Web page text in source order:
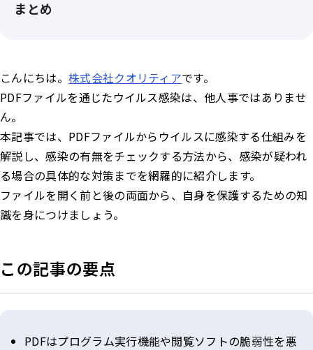
まとめ
こんにちは。 株式会社クオリティアです。
PDFファイルを通じたウイルス感染は、他人事ではありませ
ん。
本記事では、PDFファイルからウイルスに感染する仕組みを
解説し、感染の有無をチェックする方法から、感染が疑われ
る場合の具体的な対策までを網羅的に紹介します。
ファイルを開く前と後の両面から、自身を保護するための知
識を身につけましょう。
この記事の要点
PDFはプログラム実行機能や閲覧ソフトの脆弱性を悪